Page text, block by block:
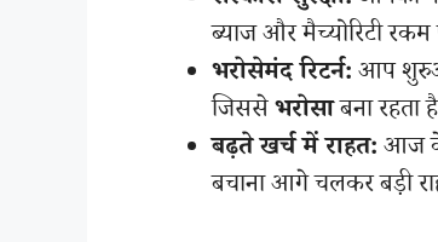
ब्याज और मैच्योरिटी
भरोसेमंद रिटर्न:आप
जिससेभरोसाबना रहता
बढ़ते खर्च में राहत:आज के
बचाना आगे चलकर बड़ी